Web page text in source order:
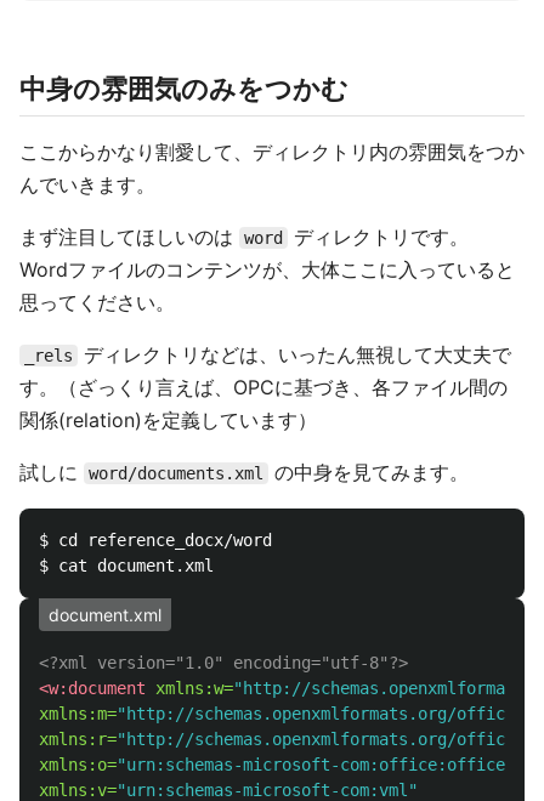
中身の雰囲気のみをつかむ
ここからかなり割愛して、ディレクトリ内の雰囲気をつか
んでいきます。
まず注目してほしいのは word
ディレクトリです。
Wordファイルのコンテンツが、大体ここに入っていると
思ってください。
_rels
ディレクトリなどは、いったん無視して大丈夫で
す。（ざっくり言えば、OPCに基づき、各ファイル間の
関係(relation)を定義しています）
試しに word/documents.xml の中身を見てみます。
$ cd reference_docx/word
document.xml
<?xml version="1.0" encoding="utf-8"?>
<w:document
xmlns:w="http://
xmlns:m="http://schemas.openxmlformats.org/
xmlns:r="http://schemas.openxmlformats.org/
xmlns:o="urn:schemas-microsoft-com:office:office"
xmlns:v="urn:schemas-microsoft-com:vml"